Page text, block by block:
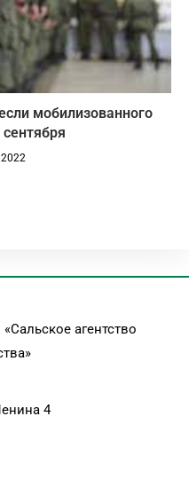
мобилизованного
агентство
4